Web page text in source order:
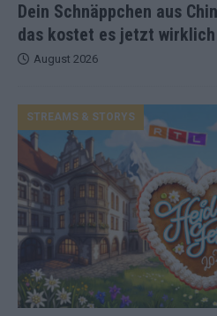
Dein Schnäppchen aus
das kostet es jetzt wirklich
August 2026
STREAMS & STORYS